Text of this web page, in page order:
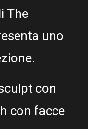
The
uno
con
con facce